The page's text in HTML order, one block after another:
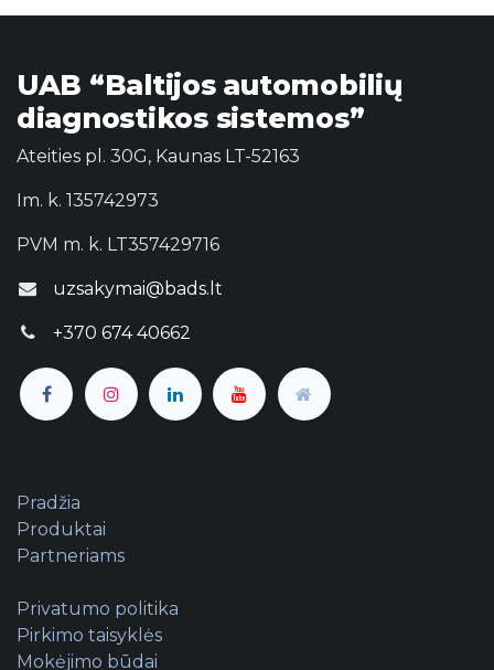
UAB “Baltijos automobilių
diagnostikos sistemos”
Ateities pl. 30G, Kaunas LT-52163
Im. k. 135742973
PVM m. k. LT357429716
uzsakymai@bads.lt
+370 674 40662
Pradžia
Produktai
Partneriams
Privatumo politika
Pirkimo taisyklės
Mokėjimo būdai